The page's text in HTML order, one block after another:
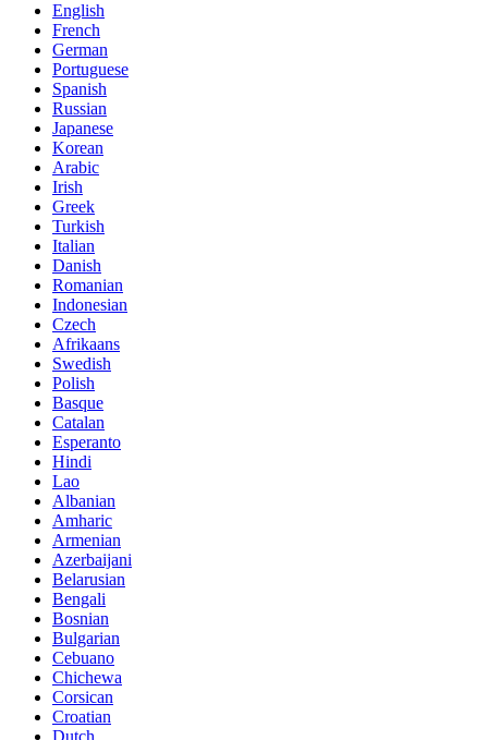
English
French
German
Portuguese
Spanish
Russian
Japanese
Korean
Arabic
Irish
Greek
Turkish
Italian
Danish
Romanian
Indonesian
Czech
Afrikaans
Swedish
Polish
Basque
Catalan
Esperanto
Hindi
Lao
Albanian
Amharic
Armenian
Azerbaijani
Belarusian
Bengali
Bosnian
Bulgarian
Cebuano
Chichewa
Corsican
Croatian